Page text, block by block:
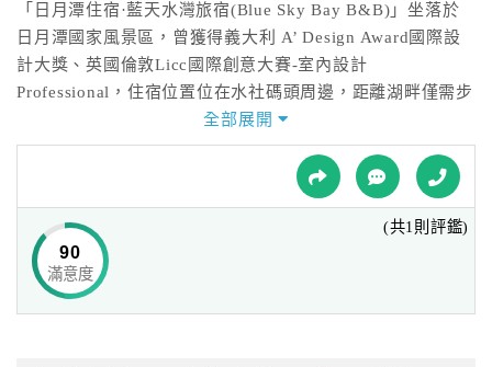
民
宿
球
網
「日月潭住宿·藍天水灣旅宿(Blue Sky Bay B&B)」坐落於
日月潭國家風景區，曾獲得義大利 A’ Design Award國際設
計大獎、英國倫敦Licc國際創意大賽-室內設計
Professional，住宿位置位在水社碼頭周邊，距離湖畔僅需步
行幾分鐘便可抵達，周邊鄰近日月潭水社碼頭、日月潭浪漫
羅馬式教堂～耶穌堂、CNN票選十大最美自行車步道、向山
遊客中心、文武廟、伊達邵等必遊景點，日月潭的美，彷彿
仙境般，讓人難以用筆墨形容的出，在這裡白天可欣賞波光
粼粼的湖光山色，夜晚抬頭更可看見漫天星斗，是旅人放鬆
身心的最佳選擇。「日月潭住宿·藍天水灣旅宿(Blue Sky
Bay B&B)」主人本身也有遊艇船隊,民宿內以郵輪設計為主
題，房間使用船艙設計，讓每間房間呈現各種令人驚艷的風
全部展開
90
滿意度
(共1則評鑑)